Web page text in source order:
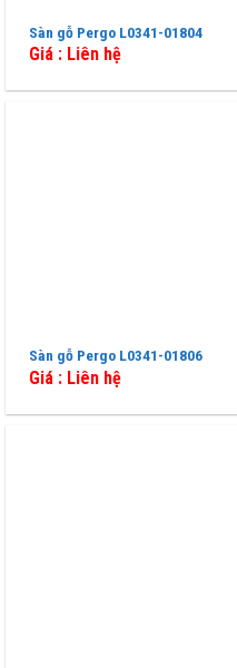
Sàn gỗ Pergo L0341-01804
Giá : Liên hệ
Sàn gỗ Pergo L0341-01806
Giá : Liên hệ